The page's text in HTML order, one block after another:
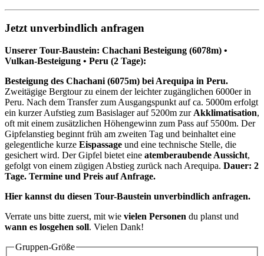
Jetzt unverbindlich anfragen
Unserer Tour-Baustein: Chachani Besteigung (6078m) •
Vulkan-Besteigung • Peru (2 Tage):
Besteigung des Chachani (6075m) bei Arequipa in Peru.
Zweitägige Bergtour zu einem der leichter zugänglichen 6000er in
Peru. Nach dem Transfer zum Ausgangspunkt auf ca. 5000m erfolgt
ein kurzer Aufstieg zum Basislager auf 5200m zur Akklimatisation,
oft mit einem zusätzlichen Höhengewinn zum Pass auf 5500m. Der
Gipfelanstieg beginnt früh am zweiten Tag und beinhaltet eine
gelegentliche kurze Eispassage und eine technische Stelle, die
gesichert wird. Der Gipfel bietet eine atemberaubende Aussicht,
gefolgt von einem zügigen Abstieg zurück nach Arequipa. Dauer: 2
Tage. Termine und Preis auf Anfrage.
Hier kannst du diesen Tour-Baustein unverbindlich anfragen.
Verrate uns bitte zuerst, mit wie vielen Personen du planst und
wann es losgehen soll. Vielen Dank!
Gruppen-Größe